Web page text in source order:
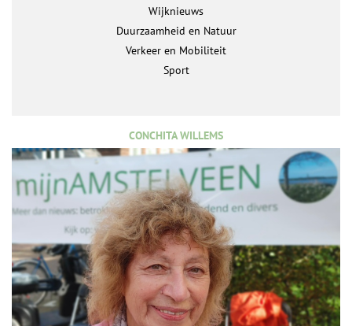
Wijknieuws
Duurzaamheid en Natuur
Verkeer en Mobiliteit
Sport
CONCHITA WILLEMS